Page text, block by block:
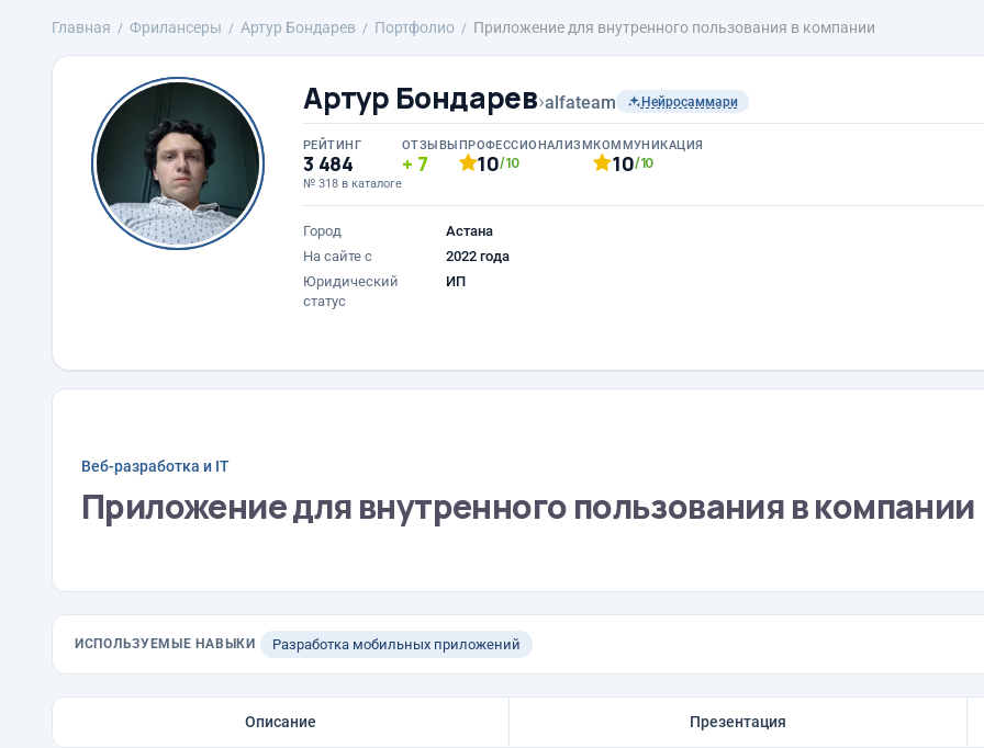
Главная Фрилансеры Артур Бондарев Портфолио Приложение для внутренного пользования в компании
Артур Бондарев›alfateam Нейросаммари
РЕЙТИНГ
3 484
№ 318 в каталоге
ОТЗЫВЫ
7
ПРОФЕССИОНАЛИЗМ
10/10
КОММУНИКАЦИЯ
10/10
Город
Астана
На сайте с
2022 года
Юридический
статус
ИП
Веб-разработка и IT
Приложение для внутренного пользования в компании
ИСПОЛЬЗУЕМЫЕ НАВЫКИ Разработка мобильных приложений
Описание Презентация